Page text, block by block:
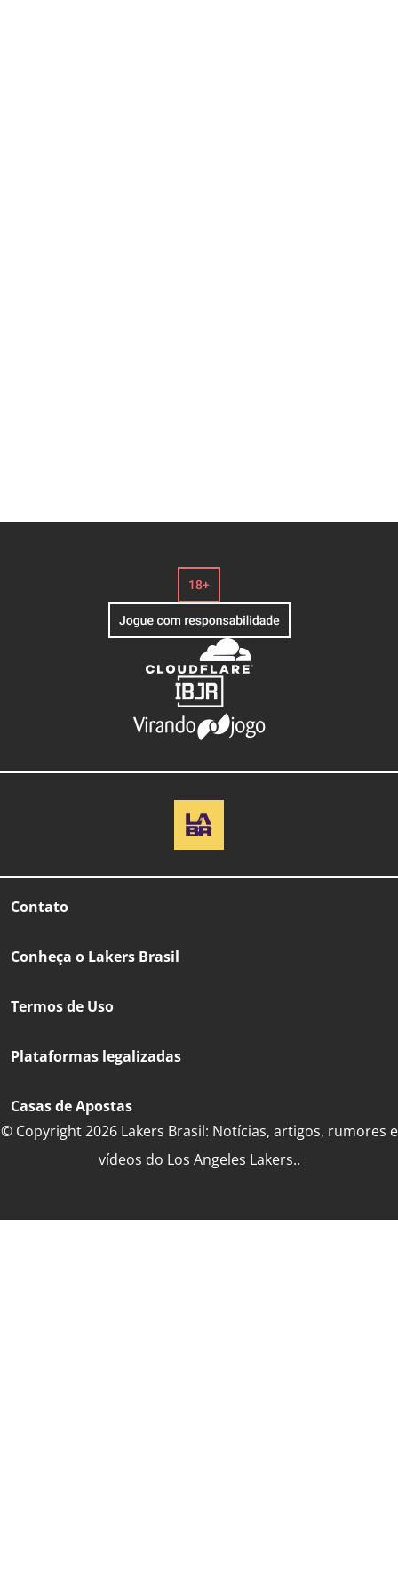
Contato
Conheça o Lakers Brasil
Termos de Uso
Plataformas legalizadas
Casas de Apostas
© Copyright 2026 Lakers Brasil: Notícias, artigos, rumores e
vídeos do Los Angeles Lakers..